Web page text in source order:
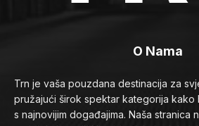
O Nama
Trn je vaša pouzdana destinacija za
pružajući širok spektar kategorija kako
s najnovijim događajima. Naša stranica